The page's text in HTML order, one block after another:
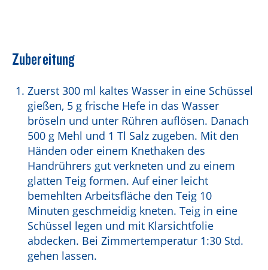
Zubereitung
Zuerst 300 ml kaltes Wasser in eine Schüssel
gießen, 5 g frische Hefe in das Wasser
bröseln und unter Rühren auflösen. Danach
500 g Mehl und 1 Tl Salz zugeben. Mit den
Händen oder einem Knethaken des
Handrührers gut verkneten und zu einem
glatten Teig formen. Auf einer leicht
bemehlten Arbeitsfläche den Teig 10
Minuten geschmeidig kneten. Teig in eine
Schüssel legen und mit Klarsichtfolie
abdecken. Bei Zimmertemperatur 1:30 Std.
gehen lassen.